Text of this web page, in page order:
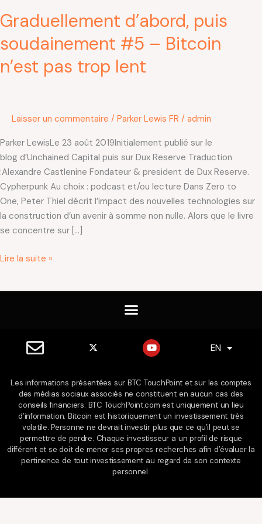
Graduellement d’abord, puis
soudainement #5 – Bitcoin
n’est pas trop lent
Laisser un commentaire / Parker Lewis FR / admin
Parker LewisLe 23 août 2019Initialement publié sur le
blog d’Unchained Capital puis sur Dux Reserve Traduction
:Alexandre Castlenine Fondateur & president de Dux Reserve.
Cypherpunk Au choix : podcast et/ou lecture Dans Zero to
One, Peter Thiel décrit l’impact des nouvelles technologies sur
la construction d’un avenir à somme non nulle. Alors que le livre
se concentre sur […]
Lire la suite »
X
-
t
t
e
r
Y
o
u
b
e
EN
ES
Les informations présentées sur BTC TouchPoint et sur les comptes
des médias sociaux associés ne constituent en aucun cas des
conseils financiers. BTC TouchPoint.com est uniquement un lieu
d’information. Bitcoin est historiquement un investissement très
volatile. Personne ne devrait investir plus que ce qu’il peut se
permettre de perdre. Chaque investisseur a un profil de risque
différent et se doit de mener ses propres recherches afin d’évaluer la
pertinence de tout investissement au regard de son contexte
personnel.